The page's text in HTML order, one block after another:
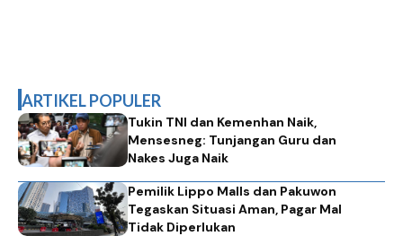
ARTIKEL POPULER
Tukin TNI dan Kemenhan Naik,
Mensesneg: Tunjangan Guru dan
Nakes Juga Naik
Pemilik Lippo Malls dan Pakuwon
Tegaskan Situasi Aman, Pagar Mal
Tidak Diperlukan